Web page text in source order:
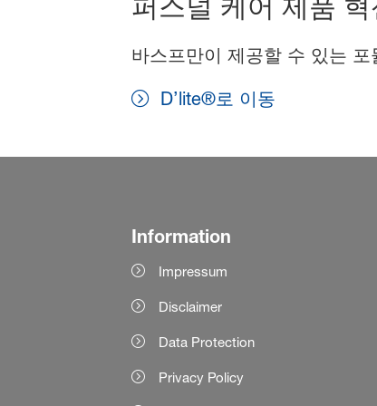
퍼스널 케어 제품
바스프만이 제공할 수 있는
D’lite®로 이동
Information
Impressum
Disclaimer
Data Protection
Privacy Policy